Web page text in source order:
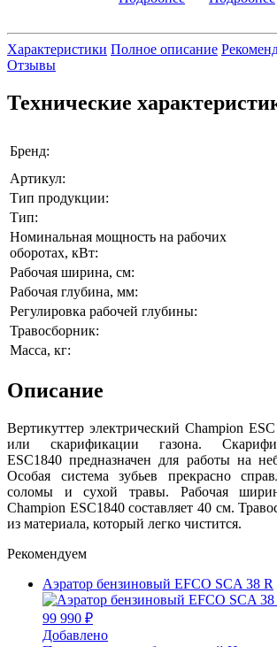
Характеристики Полное описание
Отзывы
Технические
Бренд:
Артикул:
Тип продукции:
Тип:
Номинальная мощность на рабочих
оборотах, кВт:
Рабочая ширина, см:
Рабочая глубина, мм:
Регулировка рабочей глубины:
Травосборник:
Масса, кг:
Описание
Вертикуттер электрический Champion
или скарификации газона.
ESC1840 предназначен для работы на
Особая система зубьев прекрасно
соломы и сухой травы. Рабочая
Champion ESC1840 составляет 40 см.
из материала, который легко чистится.
Рекомендуем
Аэратор бензиновый EFCO SCA 38 R
99 990 ₽
Добавлено